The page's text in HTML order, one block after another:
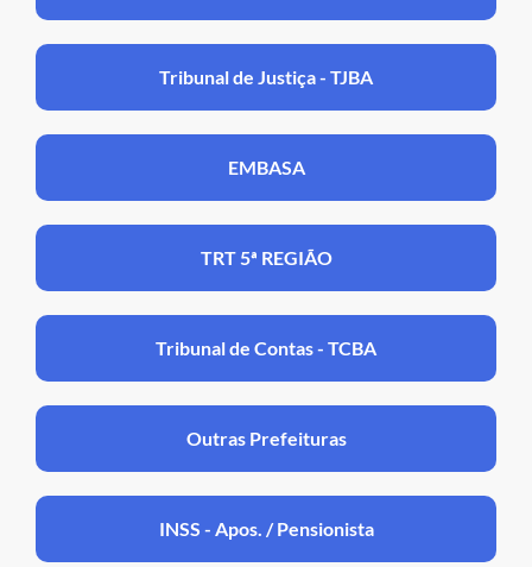
Tribunal de Justiça - TJBA
EMBASA
TRT 5ª REGIÃO
Tribunal de Contas - TCBA
Outras Prefeituras
INSS - Apos. / Pensionista